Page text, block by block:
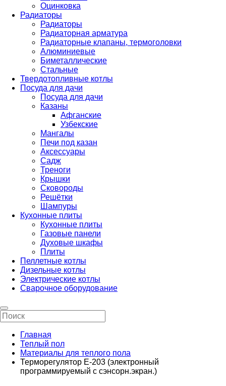
Оцинковка
Радиаторы
Радиаторы
Радиаторная арматура
Радиаторные клапаны, термоголовки
Алюминиевые
Биметаллические
Стальные
Твердотопливные котлы
Посуда для дачи
Посуда для дачи
Казаны
Афганские
Узбекские
Мангалы
Печи под казан
Аксессуары
Садж
Треноги
Крышки
Сковороды
Решётки
Шампуры
Кухонные плиты
Кухонные плиты
Газовые панели
Духовые шкафы
Плиты
Пеллетные котлы
Дизельные котлы
Электрические котлы
Сварочное оборудование
Главная
Теплый пол
Материалы для теплого пола
Терморегулятор E-203 (электронный
программируемый с сэнсорн.экран.)